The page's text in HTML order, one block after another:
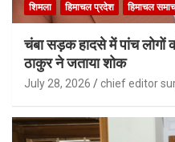
शिमला हिमाचल प्रदेश हिमाचल
चंबा सड़क हादसे में पांच लोगों
ठाकुर ने जताया शोक
July 28, 2026 chief editor